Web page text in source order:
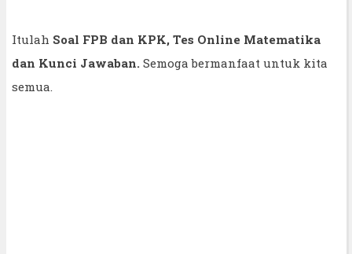
Itulah Soal FPB dan KPK, Tes Online Matematika
dan Kunci Jawaban. Semoga bermanfaat untuk kita
semua.